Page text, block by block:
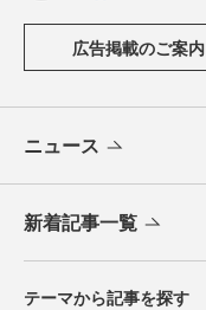
広告掲載のご案内
ニュース
新着記事一覧
テーマから記事を探す